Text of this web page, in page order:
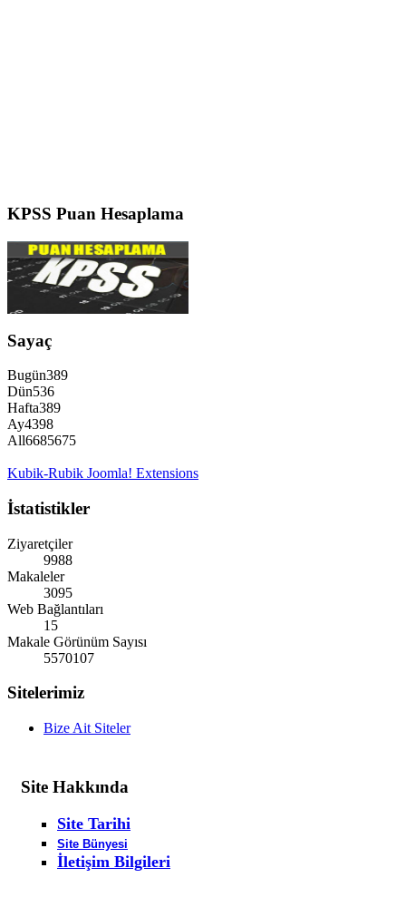
KPSS Puan Hesaplama
Sayaç
Bugün389
Dün536
Hafta389
Ay4398
All6685675
Kubik-Rubik Joomla! Extensions
İstatistikler
Ziyaretçiler
9988
Makaleler
3095
Web Bağlantıları
15
Makale Görünüm Sayısı
5570107
Sitelerimiz
Bize Ait Siteler
Site Hakkında
Site Tarihi
Site Bünyesi
İletişim Bilgileri